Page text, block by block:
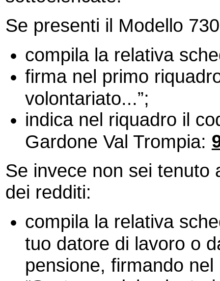
Se presenti il Modello
compila la relativa
firma nel primo
volontariato...”;
indica nel riquadro il
Gardone Val Trompia:
Se invece non sei tenuto
dei redditi:
compila la relativa
tuo datore di lavoro o
pensione, firmando